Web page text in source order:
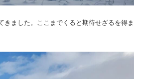
きました。ここまでくると期待せざるを得ま